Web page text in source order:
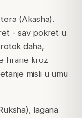
(Akasha).
- sav pokret u
daha,
hrane kroz
misli u umu
), lagana